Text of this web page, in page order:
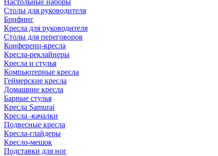
Настольные наборы
Столы для руководителя
Брифинг
Кресла для руководителя
Столы для переговоров
Конференц-кресла
Кресла-реклайнеры
Кресла и стулья
Компьютерные кресла
Геймерские кресла
Домашние кресла
Барные стулья
Кресла Samurai
Кресла -качалки
Подвесные кресла
Кресла-глайдеры
Кресло-мешок
Подставки для ног